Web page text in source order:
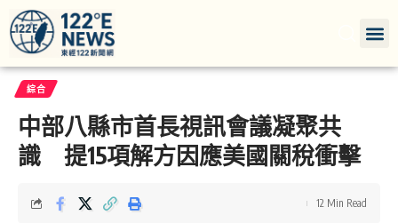
綜合
中部八縣市首長視訊會議凝聚共
識 提15項解方因應美國關稅衝擊
12 Min Read